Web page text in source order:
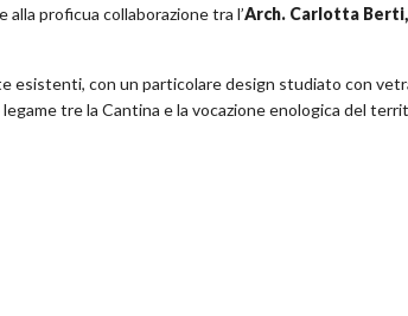
alla proficua collaborazione tra l’Arch. Carlotta
esistenti, con un particolare design studiato con
tre la Cantina e la vocazione enologica del